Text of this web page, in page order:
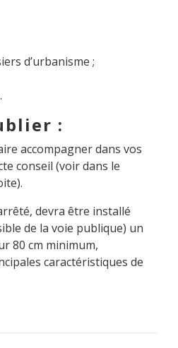
d’urbanisme ;
:
accompagner dans vos
conseil (voir dans le
devra être installé
de la voie publique) un
80 cm minimum,
caractéristiques de